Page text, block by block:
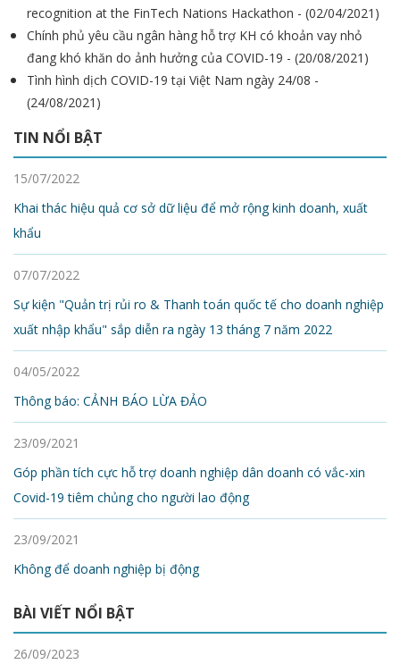
recognition at the FinTech Nations Hackathon - (02/04/2021)
Chính phủ yêu cầu ngân hàng hỗ trợ KH có khoản vay nhỏ
đang khó khăn do ảnh hưởng của COVID-19 - (20/08/2021)
Tình hình dịch COVID-19 tại Việt Nam ngày 24/08 -
(24/08/2021)
TIN NỔI BẬT
15/07/2022
Khai thác hiệu quả cơ sở dữ liệu để mở rộng kinh doanh, xuất
khẩu
07/07/2022
Sự kiện "Quản trị rủi ro & Thanh toán quốc tế cho doanh nghiệp
xuất nhập khẩu" sắp diễn ra ngày 13 tháng 7 năm 2022
04/05/2022
Thông báo: CẢNH BÁO LỪA ĐẢO
23/09/2021
Góp phần tích cực hỗ trợ doanh nghiệp dân doanh có vắc-xin
Covid-19 tiêm chủng cho người lao động
23/09/2021
Không để doanh nghiệp bị động
BÀI VIẾT NỔI BẬT
26/09/2023